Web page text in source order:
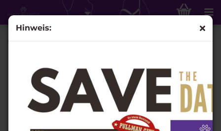
Hinweis:
Blume mit Steg (Silber)